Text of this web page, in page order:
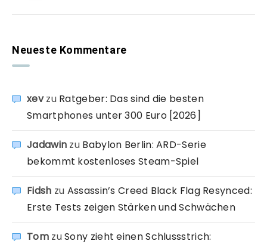
Neueste Kommentare
xevzu Ratgeber: Das sind die besten
Smartphones unter 300 Euro [2026]
Jadawin zu Babylon Berlin: ARD-Serie
bekommt kostenloses Steam-Spiel
Fidsh zu Assassin’s Creed Black Flag Resynced:
Erste Tests zeigen Stärken und Schwächen
TomzuSony zieht einen Schlussstrich: